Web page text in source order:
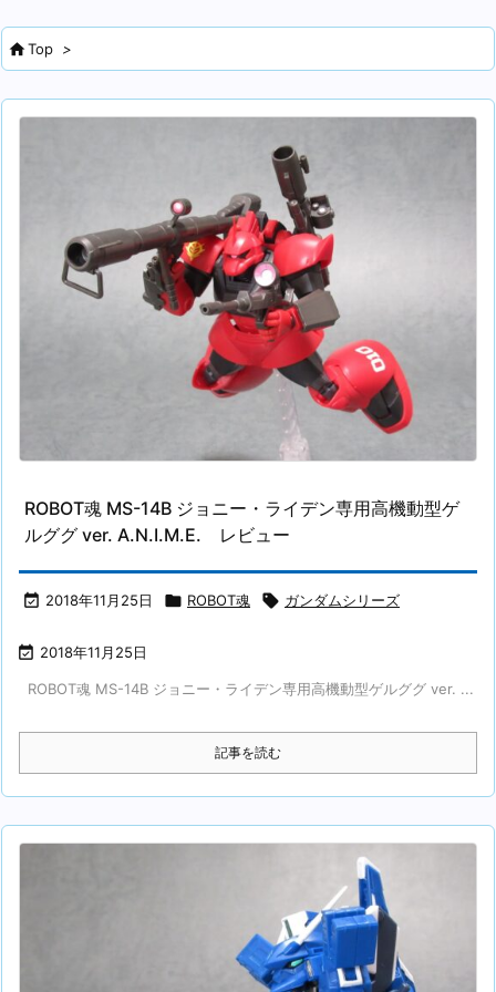
Top >
ROBOT魂 MS-14B ジョニー・ライデン専用高機動型ゲ
ルググ ver. A.N.I.M.E. レビュー
 2018年11月25日  ROBOT魂  ガンダムシリーズ
 2018年11月25日
ROBOT魂 MS-14B ジョニー・ライデン専用高機動型ゲルググ ver. ...
記事を読む